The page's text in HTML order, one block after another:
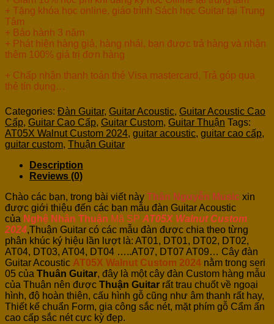
+ Tặng khóa học online, giáo trình Sách học Guitar tại Trung
Tâm
+ Bảo hành 3 năm
+ Phát hiện hàng giả, hàng nhái, bạn được trả hàng và nhận
thêm 100% giá trị đơn hàng
+ Chấp nhận thanh toán thẻ Visa mastercard, Trả góp qua
thẻ tín dụng…
Categories: Đàn Guitar, Guitar Acoustic, Guitar Acoustic Cao
Cấp, Guitar Cao Cấp, Guitar Custom, Guitar Thuận Tags:
AT05X Walnut Custom 2024, guitar acoustic, guitar cao cấp,
guitar custom, Thuận Guitar
Description
Reviews (0)
Chào các bạn, trong bài viết này Thân Nguyễn Music xin
được giới thiệu đến các bạn mẫu đàn Guitar Acoustic
của Nghệ Nhân Thuận Mã SP AT05X Walnut Custom
2024,Thuận Guitar có các mẫu đàn được chia theo từng
phân khúc ký hiệu lần lượt là: AT01, DT01, DT02, DT02,
AT04, DT03, AT04, DT04 …..AT07, DT07 AT09… Cây đàn
Guitar Acoustic AT05X Walnut Custom 2024 nằm trong seri
05 của Thuân Guitar, đây là một cây đàn Custom hàng mẫu
của Thuận nên được Thuận Guitar rất trau chuốt về ngoại
hình, độ hoàn thiện, cấu hình gỗ cũng như âm thanh rất hay,
Thiết kế chuẩn Form, gia công sắc nét, mặt phím gỗ Cẩm ấn
cao cấp sắc nét cực kỳ đẹp.